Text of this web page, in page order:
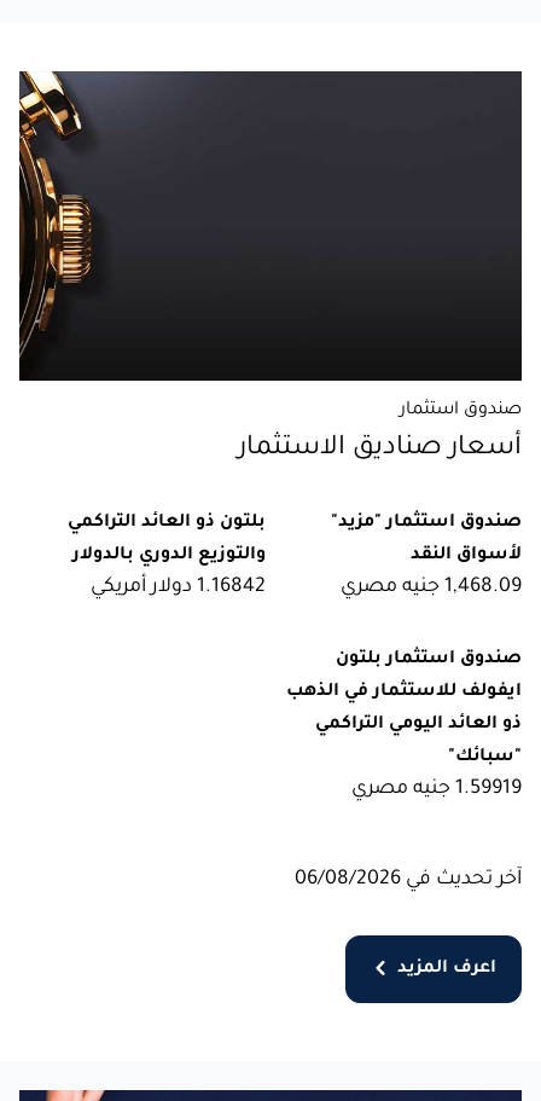
صندوق استثمار
أسعار صناديق الاستثمار
صندوق استثمار "مزيد"
لأسواق النقد
1,468.09 جنيه مصري
بلتون ذو العائد التراكمي
والتوزيع الدوري بالدولار
1.16842 دولار أمريكي
صندوق استثمار بلتون
ايفولف للاستثمار في الذهب
ذو العائد اليومي التراكمي
"سبائك"
1.59919 جنيه مصري
آخر تحديث في 06/08/2026
اعرف المزيد